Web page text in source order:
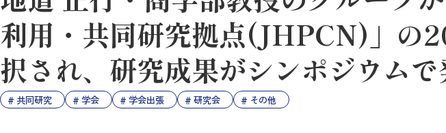
利用・共同研究拠点(JHPCN)」の
択され、研究成果がシンポジウム
共同研究 学会 学会出張 研究会 その他